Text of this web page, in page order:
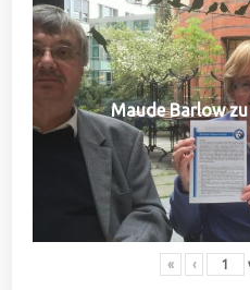
Maude Barlow
« ‹